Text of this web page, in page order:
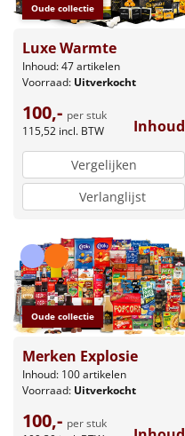
Oude collectie
Luxe Warmte
Inhoud: 47 artikelen
Voorraad: Uitverkocht
100,- per stuk
115,52 incl. BTW Inhoud
Vergelijken
Verlanglijst
Oude collectie
Merken Explosie
Inhoud: 100 artikelen
Voorraad: Uitverkocht
100,- per stuk